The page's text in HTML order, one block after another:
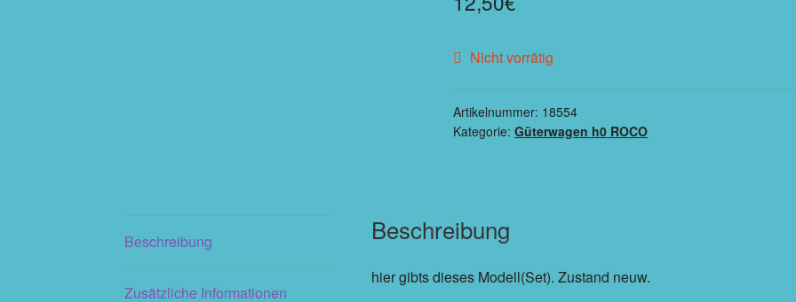
Nicht vorrätig
Artikelnummer: 18554
Kategorie:Güterwagen h0 ROCO
Beschreibung
Zusätzliche Informationen
Beschreibung
hier gibts dieses Modell(Set). Zustand neuw.